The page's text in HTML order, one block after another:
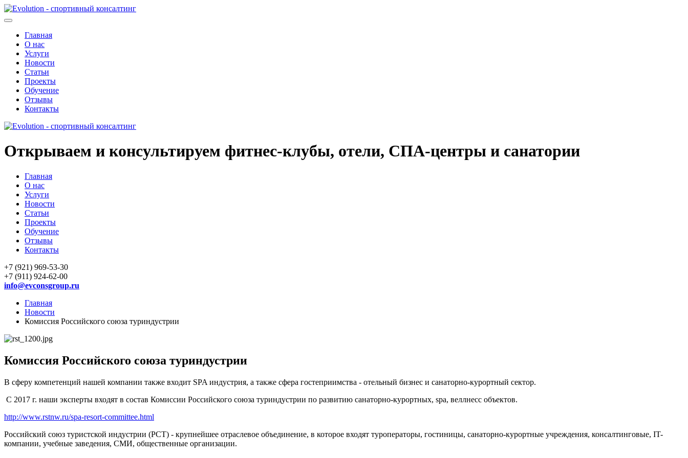
Главная
О нас
Услуги
Новости
Статьи
Проекты
Обучение
Отзывы
Контакты
Открываем и консультируем фитнес-клубы, отели, СПА-центры и санатории
Главная
О нас
Услуги
Новости
Статьи
Проекты
Обучение
Отзывы
Контакты
+7 (921) 969-53-30
+7 (911) 924-62-00
info@evconsgroup.ru
Главная
Новости
Комиссия Российского союза туриндустрии
Комиссия Российского союза туриндустрии
В сферу компетенций нашей компании также входит SPA индустрия, а также сфера гостеприимства - отельный бизнес и санаторно-курортный сектор.
С 2017 г. наши эксперты входят в состав Комиссии Российского союза туриндустрии по развитию санаторно-курортных, spa, веллнесс объектов.
http://www.rstnw.ru/spa-resort-committee.html
Российский союз туристской индустрии (РСТ) - крупнейшее отраслевое объединение, в которое входят туроператоры, гостиницы, санаторно-курортные учреждения, консалтинговые, IT-
компании, учебные заведения, СМИ, общественные организации.